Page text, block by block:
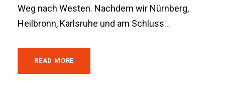
Weg nach Westen. Nachdem wir Nürnberg,
Heilbronn, Karlsruhe und am Schluss...
READ MORE